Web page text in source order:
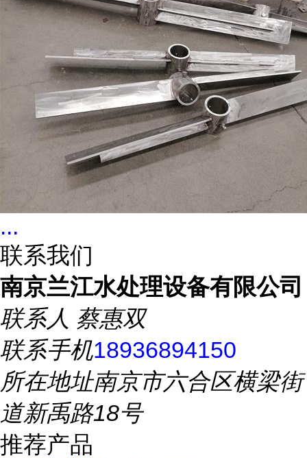
...
联系我们
南京兰江水处理设备有限公司
联系人 蔡惠双
联系手机18936894150
所在地址南京市六合区横梁街
道新禹路18号
推荐产品